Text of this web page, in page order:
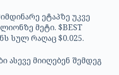
ეტაპზე უკვე
მეტი. $BEST
სულ რაღაც $0.025.
მიიღებენ შემდეგ